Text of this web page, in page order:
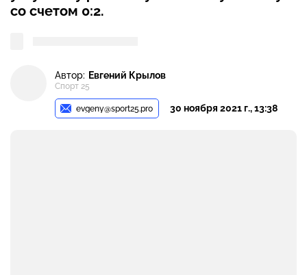
со счетом 0:2.
Автор: Евгений Крылов
Спорт 25
evgeny@sport25.pro 30 ноября 2021 г., 13:38